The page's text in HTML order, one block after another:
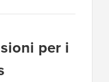
per i